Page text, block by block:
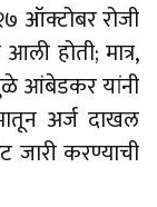
ऑक्टोबर रोजी
होती; मात्र,
आंबेडकर यांनी
अर्ज दाखल
जारी करण्याची